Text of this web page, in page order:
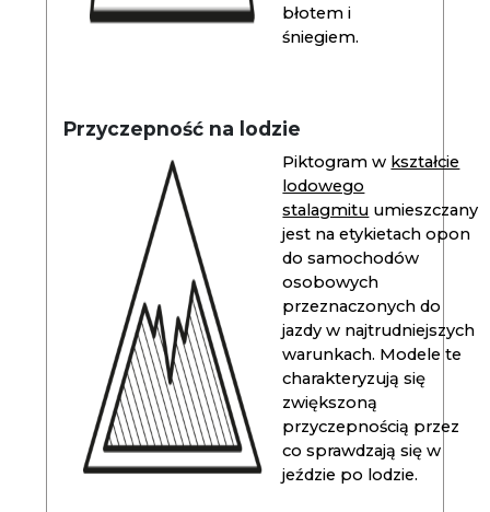
błotem i
śniegiem.
Przyczepność na lodzie
Piktogram w kształcie
lodowego
stalagmitu umieszczany
jest na etykietach opon
do samochodów
osobowych
przeznaczonych do
jazdy w najtrudniejszych
warunkach. Modele te
charakteryzują się
zwiększoną
przyczepnością przez
co sprawdzają się w
jeździe po lodzie.